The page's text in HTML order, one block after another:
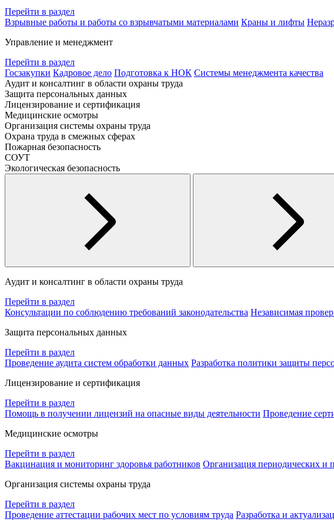
Перейти в раздел
Взрывные работы и работы со взрывчатыми материалами Краны и лифты
Управление и менеджмент
Перейти в раздел
Госзакупки Кадровое дело Подготовка к НОК Системы менеджмента качества
Аудит и консалтинг в области охраны труда
Защита персональных данных
Лицензирование и сертификация
Медицинские осмотры
Организация системы охраны труда
Охрана труда в смежных сферах
Пожарная безопасность
СОУТ
Экологическая безопасность
Аудит и консалтинг в области охраны труда
Перейти в раздел
Консультации по соблюдению требований законодательства Независимая
Защита персональных данных
Перейти в раздел
Проведение аудита систем обработки данных Разработка политики защиты
Лицензирование и сертификация
Перейти в раздел
Помощь в получении лицензий на опасные виды деятельности Проведение
Медицинские осмотры
Перейти в раздел
Вакцинация и мониторинг здоровья работников Организация периодических и
Организация системы охраны труда
Перейти в раздел
Проведение аттестации рабочих мест по условиям труда Разработка и